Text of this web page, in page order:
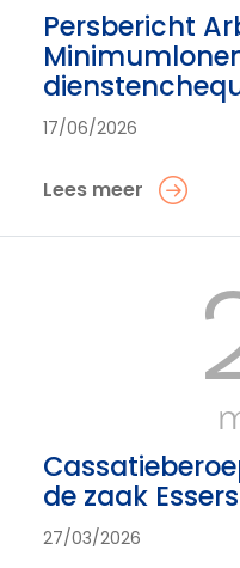
Persbericht
17/06/2026
Lees meer
de zaak
27/03/2026